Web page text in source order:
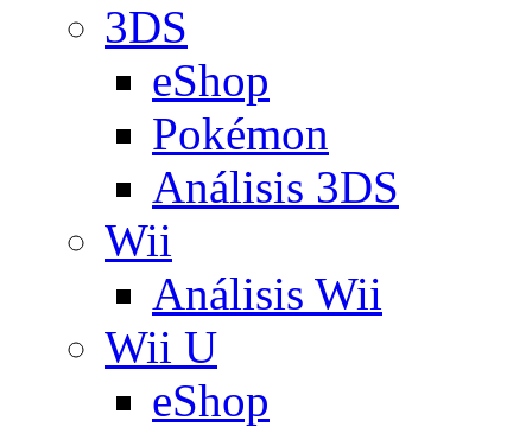
3DS
eShop
Pokémon
Análisis 3DS
Wii
Análisis Wii
Wii U
eShop